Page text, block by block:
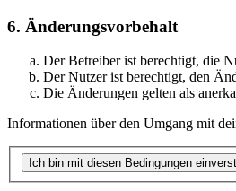
6. Änderungsvorbehalt
Der Betreiber ist berechtigt, die
Der Nutzer ist berechtigt, den
Die Änderungen gelten als
Informationen über den Umgang mit